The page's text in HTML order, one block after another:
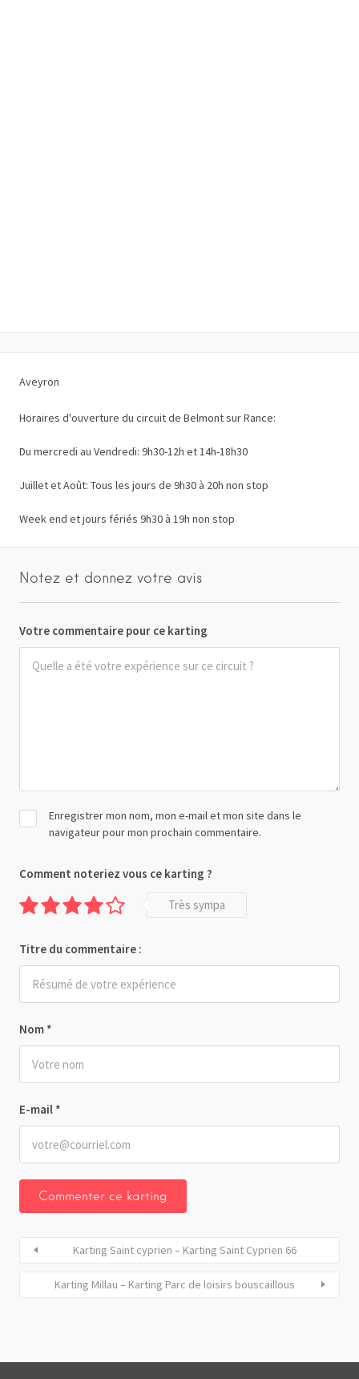
Aveyron
Horaires d'ouverture du circuit de Belmont sur Rance:
Du mercredi au Vendredi: 9h30-12h et 14h-18h30
Juillet et Août: Tous les jours de 9h30 à 20h non stop
Week end et jours fériés 9h30 à 19h non stop
Notez et donnez votre avis
Votre commentaire pour ce karting
Nom *
E-mail *
Enregistrer mon nom, mon e-mail et mon site dans le
navigateur pour mon prochain commentaire.
Comment noteriez vous ce karting ?
Très sympa
Titre du commentaire :
Karting Saint cyprien – Karting Saint Cyprien 66
Karting Millau – Karting Parc de loisirs bouscaillous